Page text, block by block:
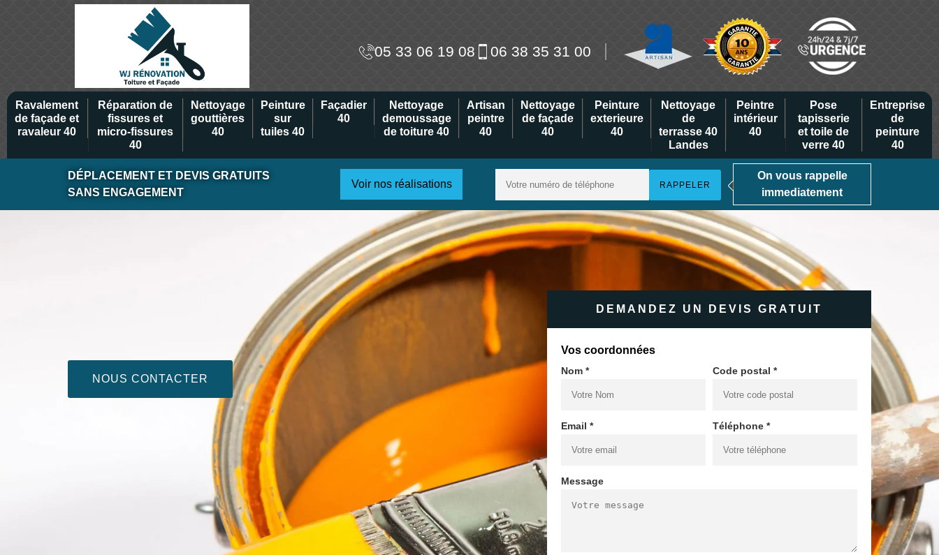
05 33 06 19 08 06 38 35 31 00
Ravalement
de façade et
ravaleur 40
Réparation de
fissures et
micro-fissures
40
Nettoyage
gouttières
40
Peinture
sur
tuiles 40
Façadier
40
Nettoyage
demoussage
de toiture 40
Artisan
peintre
40
Nettoyage
de façade
40
Peinture
exterieure
40
Nettoyage
de
terrasse 40
Landes
Peintre
intérieur
40
Pose
tapisserie
et toile de
verre 40
Entreprise
de
peinture
40
DÉPLACEMENT ET DEVIS GRATUITS
SANS ENGAGEMENT
Voir nos réalisations
On vous rappelle
immediatement
NOUS CONTACTER
DEMANDEZ UN DEVIS GRATUIT
Vos coordonnées
Nom * Code postal *
Email * Téléphone *
Message